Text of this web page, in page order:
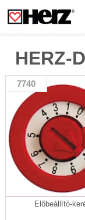
HERZ-
7740
Előbeállító-